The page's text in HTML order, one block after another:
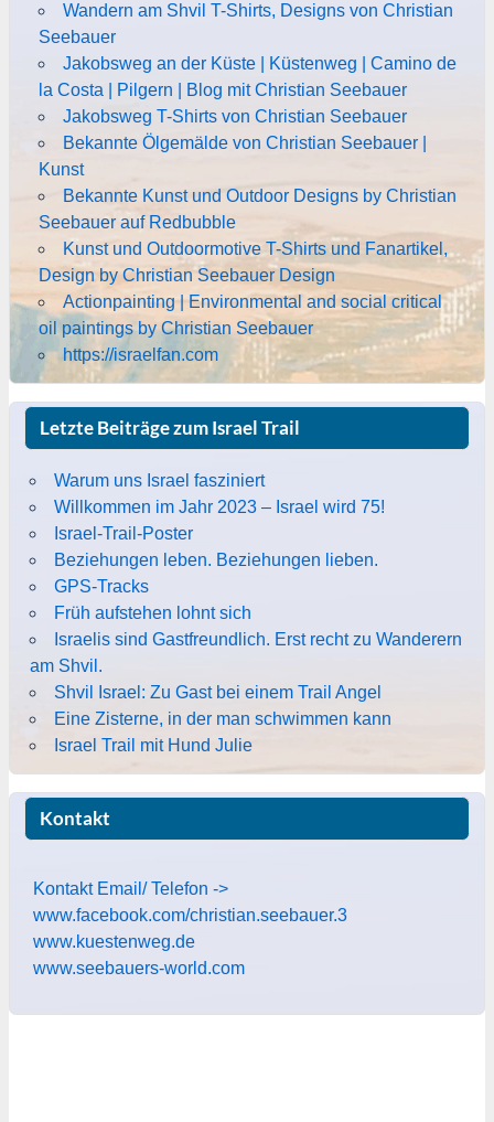
Wandern am Shvil T-Shirts, Designs von Christian
Seebauer
Jakobsweg an der Küste | Küstenweg | Camino de
la Costa | Pilgern | Blog mit Christian Seebauer
Jakobsweg T-Shirts von Christian Seebauer
Bekannte Ölgemälde von Christian Seebauer |
Kunst
Bekannte Kunst und Outdoor Designs by Christian
Seebauer auf Redbubble
Kunst und Outdoormotive T-Shirts und Fanartikel,
Design by Christian Seebauer Design
Actionpainting | Environmental and social critical
oil paintings by Christian Seebauer
https://israelfan.com
Letzte Beiträge zum Israel Trail
Warum uns Israel fasziniert
Willkommen im Jahr 2023 – Israel wird 75!
Israel-Trail-Poster
Beziehungen leben. Beziehungen lieben.
GPS-Tracks
Früh aufstehen lohnt sich
Israelis sind Gastfreundlich. Erst recht zu Wanderern
am Shvil.
Shvil Israel: Zu Gast bei einem Trail Angel
Eine Zisterne, in der man schwimmen kann
Israel Trail mit Hund Julie
Kontakt
Kontakt Email/ Telefon ->
www.facebook.com/christian.seebauer.3
www.kuestenweg.de
www.seebauers-world.com